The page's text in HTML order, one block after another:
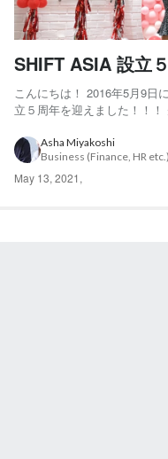
SHIFT ASIA 設立
こんにちは！ 2016年5月9日
立５周年を迎えました！！
めたRIEとWINNIE。５周年記念
周年のクッキーと、Qちゃん
Asha Miyakoshi
Business (Finance, HR etc.)
May 13, 2021 ,